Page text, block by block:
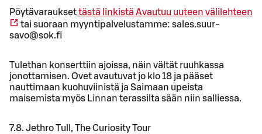
Pöytävarauksettästä linkistä Avautuu uuteen välilehteen
tai suoraan myyntipalvelustamme: sales.suur-
savo@sok.fi
Tulethan konserttiin ajoissa, näin vältät ruuhkassa
jonottamisen. Ovet avautuvat jo klo 18 ja pääset
nauttimaan kuohuviinistä ja Saimaan upeista
maisemista myös Linnan terassilta sään niin salliessa.
7.8. Jethro Tull, The Curiosity Tour